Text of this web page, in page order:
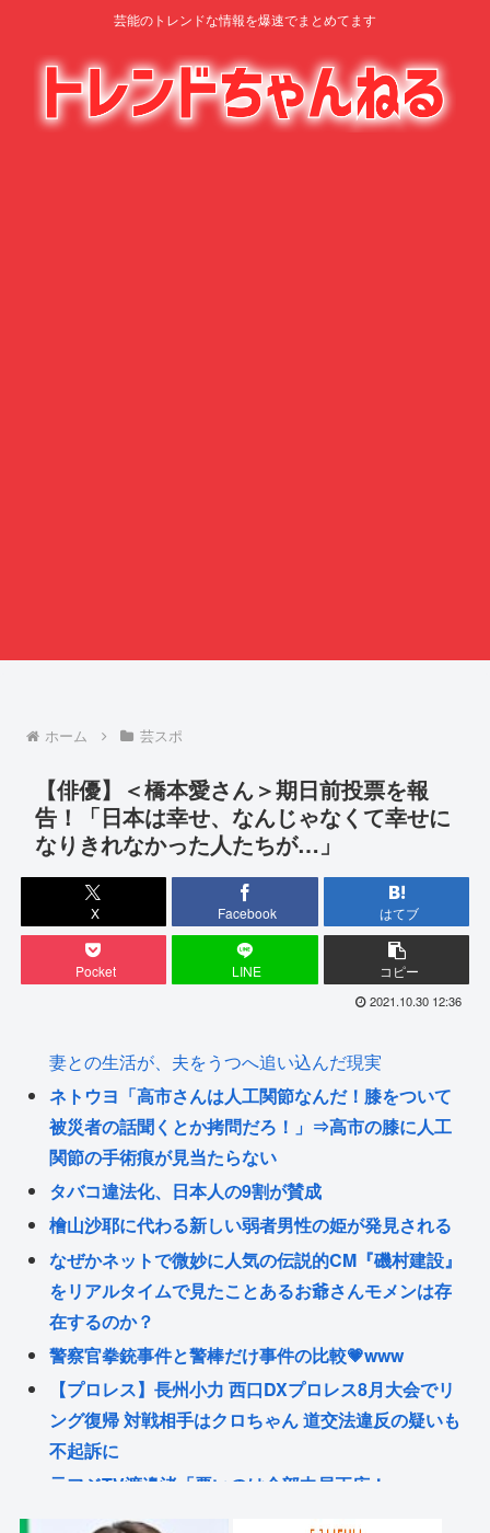
芸能のトレンドな情報を爆速でまとめてます
ホーム 芸スポ
【俳優】＜橋本愛さん＞期日前投票を報
告！「日本は幸せ、なんじゃなくて幸せに
なりきれなかった人たちが…」
X Facebook はてブ
Pocket LINE コピー
2021.10.30 12:36
妻との生活が、夫をうつへ追い込んだ現実
ネトウヨ「高市さんは人工関節なんだ！膝をついて
被災者の話聞くとか拷問だろ！」⇒高市の膝に人工
関節の手術痕が見当たらない
タバコ違法化、日本人の9割が賛成
檜山沙耶に代わる新しい弱者男性の姫が発見される
なぜかネットで微妙に人気の伝説的CM『磯村建設』
をリアルタイムで見たことあるお爺さんモメンは存
在するのか？
警察官拳銃事件と警棒だけ事件の比較💗www
【プロレス】長州小力 西口DXプロレス8月大会でリ
ング復帰 対戦相手はクロちゃん 道交法違反の疑いも
不起訴に
元フジTV渡邉渚「悪いのは全部中居正広！」
【衝撃】ワンピースアンチの正体、ついに判明して